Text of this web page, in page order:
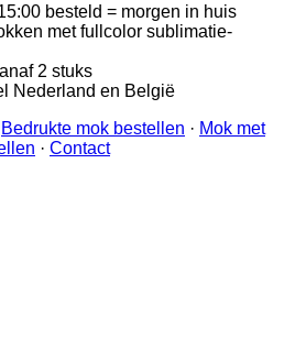
besteld = morgen in huis
met fullcolor sublimatie-
2 stuks
Nederland en België
Bedrukte mok bestellen · Mok met
· Contact